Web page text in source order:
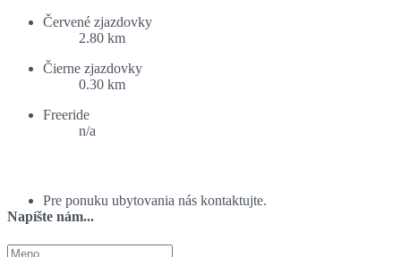
Červené zjazdovky
2.80 km
Čierne zjazdovky
0.30 km
Freeride
n/a
Pre ponuku ubytovania nás kontaktujte.
Napíšte nám...